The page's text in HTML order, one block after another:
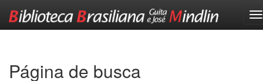
Página de busca